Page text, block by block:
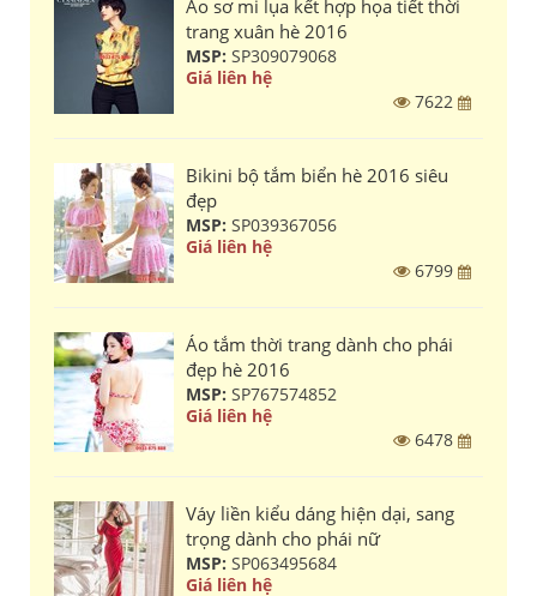
Áo sơ mi lụa kết hợp họa tiết thời
trang xuân hè 2016
MSP: SP309079068
Giá liên hệ
7622
Bikini bộ tắm biển hè 2016 siêu
đẹp
MSP: SP039367056
Giá liên hệ
6799
Áo tắm thời trang dành cho phái
đẹp hè 2016
MSP: SP767574852
Giá liên hệ
6478
Váy liền kiểu dáng hiện dại, sang
trọng dành cho phái nữ
MSP: SP063495684
Giá liên hệ